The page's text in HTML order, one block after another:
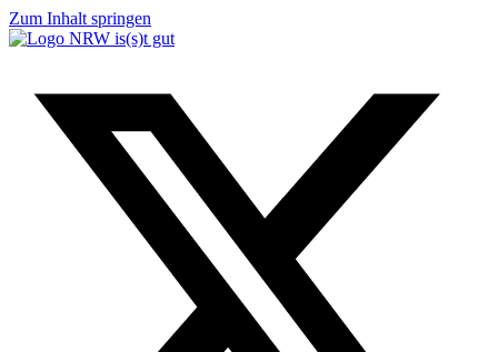
Zum Inhalt springen